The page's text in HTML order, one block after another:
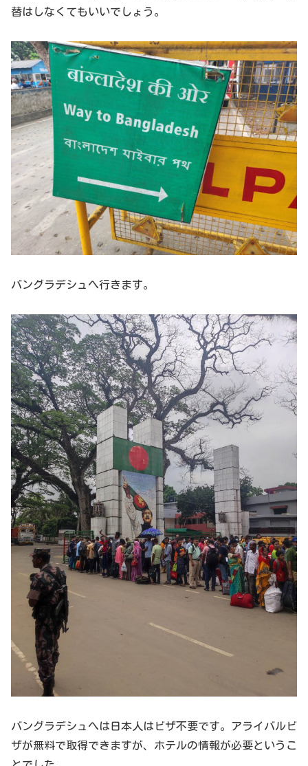
替はしなくてもいいでしょう。
バングラデシュへ行きます。
バングラデシュへは日本人はビザ不要です。アライバルビ
ザが無料で取得できますが、ホテルの情報が必要というこ